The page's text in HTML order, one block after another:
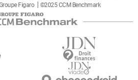
Figaro ©2025 CCM Benchmark